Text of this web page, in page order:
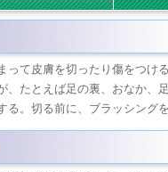
て皮膚を切ったり傷をつける
、たとえば足の裏、おなか、
る。切る前に、ブラッシング